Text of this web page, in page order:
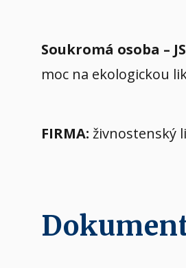
Soukromá osoba –
moc na ekologickou
FIRMA: živnostenský